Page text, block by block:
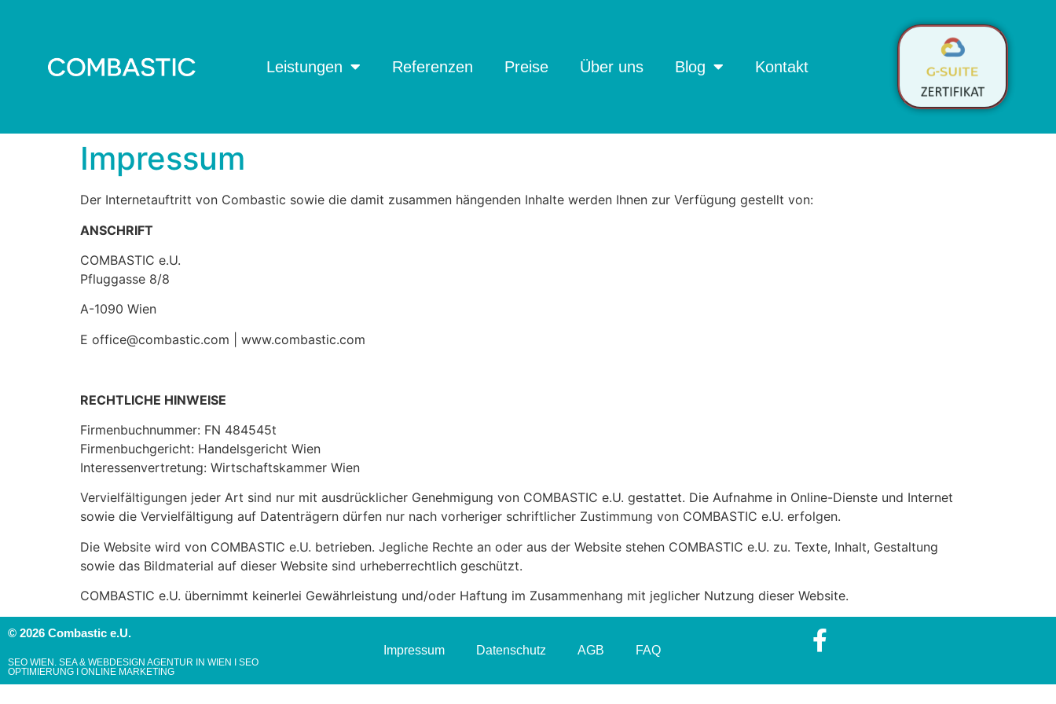
Leistungen Referenzen Preise Über uns Blog Kontakt
Impressum
Der Internetauftritt von Combastic sowie die damit zusammen hängenden Inhalte werden Ihnen zur Verfügung gestellt von:
ANSCHRIFT
COMBASTIC e.U.
Pfluggasse 8/8
A-1090 Wien
E office@combastic.com | www.combastic.com
RECHTLICHE HINWEISE
Firmenbuchnummer: FN 484545t
Firmenbuchgericht: Handelsgericht Wien
Interessenvertretung: Wirtschaftskammer Wien
Vervielfältigungen jeder Art sind nur mit ausdrücklicher Genehmigung von COMBASTIC e.U. gestattet. Die Aufnahme in Online-Dienste und Internet
sowie die Vervielfältigung auf Datenträgern dürfen nur nach vorheriger schriftlicher Zustimmung von COMBASTIC e.U. erfolgen.
Die Website wird von COMBASTIC e.U. betrieben. Jegliche Rechte an oder aus der Website stehen COMBASTIC e.U. zu. Texte, Inhalt, Gestaltung
sowie das Bildmaterial auf dieser Website sind urheberrechtlich geschützt.
COMBASTIC e.U. übernimmt keinerlei Gewährleistung und/oder Haftung im Zusammenhang mit jeglicher Nutzung dieser Website.
© 2026 Combastic e.U.
SEO WIEN. SEA & WEBDESIGN AGENTUR IN WIEN I SEO
OPTIMIERUNG I ONLINE MARKETING
Impressum Datenschutz AGB FAQ